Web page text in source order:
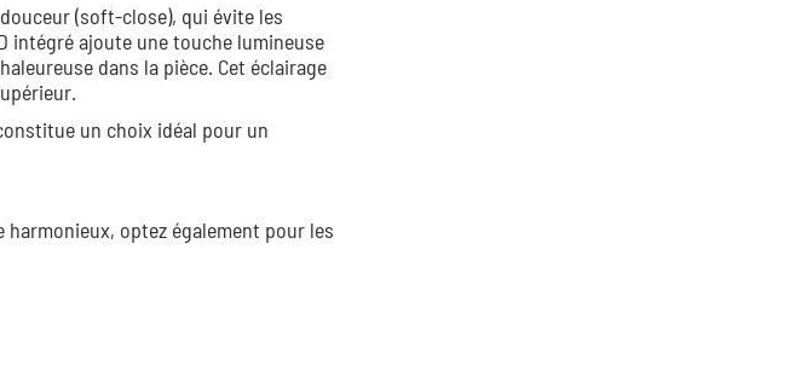
(soft-close), qui évite les
intégré ajoute une touche lumineuse
dans la pièce. Cet éclairage
un choix idéal pour un
optez également pour les